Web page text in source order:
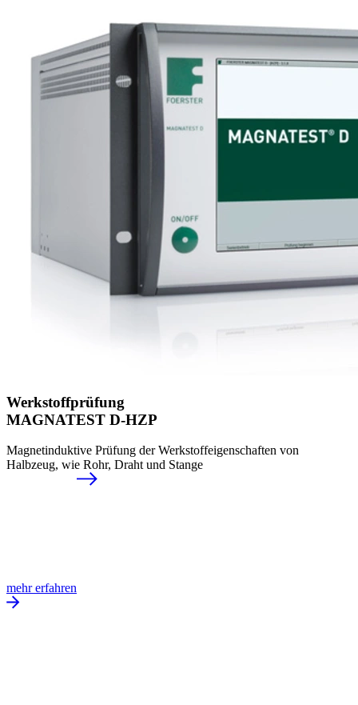
Werkstoffprüfung
MAGNATEST D-HZP
Magnetinduktive Prüfung der Werkstoffeigenschaften von
Halbzeug, wie Rohr, Draht und Stange
mehr erfahren